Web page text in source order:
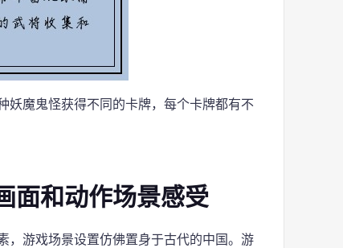
妖魔鬼怪获得不同的卡牌，每个卡牌都有不
面和动作场景感受
，游戏场景设置仿佛置身于古代的中国。游